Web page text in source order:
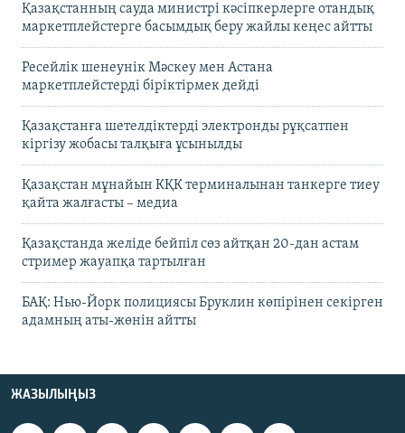
Қазақстанның сауда министрі кәсіпкерлерге отандық
маркетплейстерге басымдық беру жайлы кеңес айтты
Ресейлік шенеунік Мәскеу мен Астана
маркетплейстерді біріктірмек дейді
Қазақстанға шетелдіктерді электронды рұқсатпен
кіргізу жобасы талқыға ұсынылды
Қазақстан мұнайын КҚК терминалынан танкерге тиеу
қайта жалғасты – медиа
Қазақстанда желіде бейпіл сөз айтқан 20-дан астам
стример жауапқа тартылған
БАҚ: Нью-Йорк полициясы Бруклин көпірінен секірген
адамның аты-жөнін айтты
ЖАЗЫЛЫҢЫЗ